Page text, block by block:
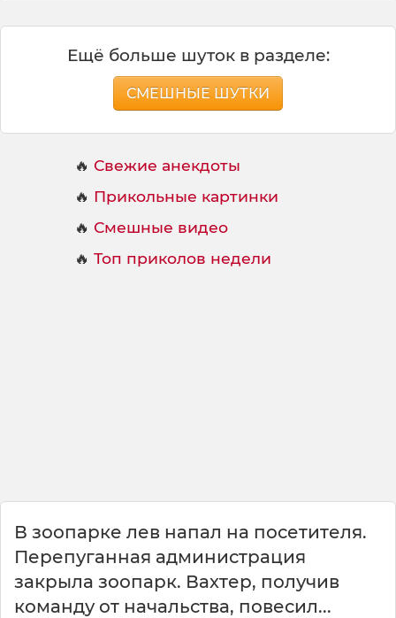
Ещё больше шуток в разделе:
СМЕШНЫЕ ШУТКИ
🔥 Свежие анекдоты
🔥 Прикольные картинки
🔥 Смешные видео
🔥 Топ приколов недели
В зоопарке лев напал на посетителя.
Перепуганная администрация
закрыла зоопарк. Вахтер, получив
команду от начальства, повесил...